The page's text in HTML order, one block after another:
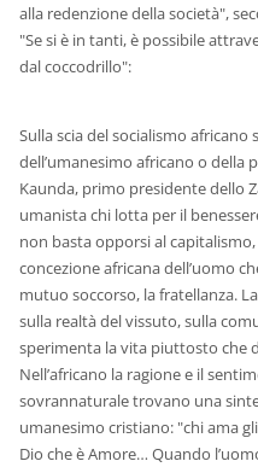
alla redenzione della società",
"Se si è in tanti, è possibile
dal coccodrillo":
Sulla scia del socialismo africano
dell’umanesimo africano o della
Kaunda, primo presidente dello
umanista chi lotta per il
non basta opporsi al
concezione africana dell’uomo
mutuo soccorso, la fratellanza.
sulla realtà del vissuto, sulla
sperimenta la vita piuttosto che
Nell’africano la ragione e il
sovrannaturale trovano una
umanesimo cristiano: "chi ama
Dio che è Amore… Quando